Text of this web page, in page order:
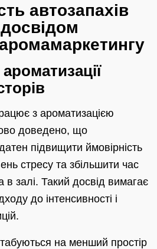
автозапахів
з ароматизацією
доведено, що
підвищити ймовірність
стресу та збільшити час
в залі. Такий досвід вимагає
до інтенсивності і
на менший простір